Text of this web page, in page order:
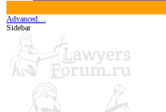
Advanced…
Sidebar